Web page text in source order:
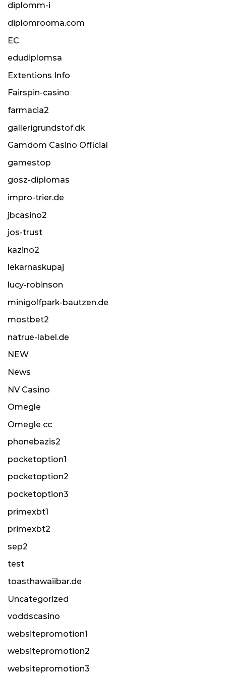
diplomm-i
diplomrooma.com
EC
edudiplomsa
Extentions Info
Fairspin-casino
farmacia2
gallerigrundstof.dk
Gamdom Casino Official
gamestop
gosz-diplomas
impro-trier.de
jbcasino2
jos-trust
kazino2
lekarnaskupaj
lucy-robinson
minigolfpark-bautzen.de
mostbet2
natrue-label.de
NEW
News
NV Casino
Omegle
Omegle cc
phonebazis2
pocketoption1
pocketoption2
pocketoption3
primexbt1
primexbt2
sep2
test
toasthawaiibar.de
Uncategorized
voddscasino
websitepromotion1
websitepromotion2
websitepromotion3